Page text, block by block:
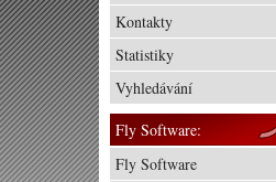
Kontakty
Statistiky
Vyhledávání
Fly Software:
Fly Software